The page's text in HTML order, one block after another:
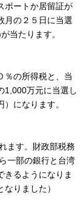
ポートか居留証が
の２５日に当選
当たります。
％の所得税と、当
1,000万元に当選し
になります。
ます。財政部税務
一部の銀行と台湾
きるようになりま
りました）